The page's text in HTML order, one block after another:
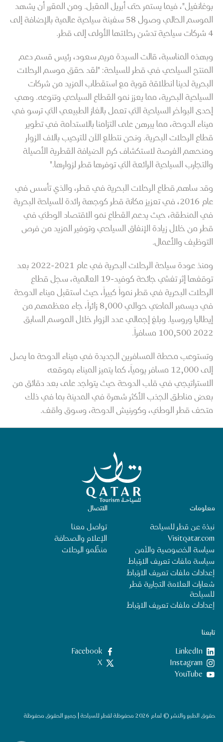
بوغانفيل"، فيما يستمر حتى أبريل المقبل. ومن المقرر أن يشهد
الموسم الحالي وصول 58 سفينة سياحية عالمية بالإضافة إلى
4 شركات سياحية تدشن رحلاتها الأولى إلى قطر.
وبهذه المناسبة، قالت السيدة مريم سعود، رئيس قسم دعم
المنتج السياحي في قطر للسياحة: "لقد حقق موسم الرحلات
البحرية لدينا انطلاقة قوية مع استقطاب المزيد من شركات
السياحية البحرية، مما يعزز نمو القطاع السياحي وتنوعه. وهي
إحدى البواخر السياحية التي تعمل بالغاز الطبيعي التي ترسو في
ميناء الدوحة، مما يبرهن على التزامنا بالاستدامة في تطوير
قطاع الرحلات البحرية. ونحن نتطلع الآن للترحيب بآلاف الزوار
ومنحهم الفرصة لاستكشاف كرم الضيافة القطرية الأصيلة
والتجارب السياحية الرائعة التي توفرها قطر لزوارها."
وقد ساهم قطاع الرحلات البحرية في قطر، والذي تأسس في
عام 2016، في تعزيز مكانة قطر كوجهة رائدة للسياحة البحرية
في المنطقة، حيث يدعم القطاع نمو الاقتصاد الوطني في
قطر من خلال زيادة الإنفاق السياحي وتوفير المزيد من فرص
التوظيف والأعمال.
ومنذ عودة سياحة الرحلات البحرية في عام 2021-2022 بعد
توقفها إثر تفشي جائحة كوفيد-19 العالمية، سجل قطاع
الرحلات البحرية في قطر نمواً كبيراً، حيث استقبل ميناء الدوحة
في ديسمبر الماضي حوالي 8,000 زائراً، جاء معظمهم من
إيطاليا وروسيا. وبلغ إجمالي عدد الزوار خلال الموسم السابق
2022 100,500 مسافراً.
وتستوعب محطة المسافرين الجديدة في ميناء الدوحة ما يصل
إلى 12,000 مسافر يومياً، كما يتميز الميناء بموقعه
الاستراتيجي في قلب الدوحة حيث يتواجد على بعد دقائق من
بعض مناطق الجذب الأكثر شهرة في المدينة بما في ذلك
متحف قطر الوطني، وكورنيش الدوحة، وسوق واقف.
الصفحة الرئيسية لقطر للسياحة
تابعنا
LinkedIn
‎Facebook‏
‎Instagram‏
X
YouTube
الاتصال
تواصل معنا
الإعلام والصحافة
منظِّمو الرحلات
معلومات
نبذة عن قطر للسياحة
Visitqatar.com
سياسة الخصوصية والأمن
سياسة ملفات تعريف الارتباط
إعدادات ملفات تعريف الارتباط
شعارات العلامة التجارية قطر
للسياحة
إعدادات ملفات تعريف الارتباط
حقوق الطبع والنشر © لعام 2026 محفوظة لقطر للسياحة | جميع الحقوق محفوظة